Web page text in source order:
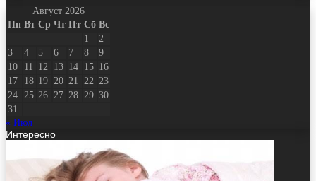
Август 2026
Пн Вт Ср Чт Пт Сб Вс
1
2
3
4 5 6 7 8
9
10
11 12 13 14 15 16
17
18 19 20 21 22 23
24
25 26 27 28 29 30
31
« Июл
Интересно